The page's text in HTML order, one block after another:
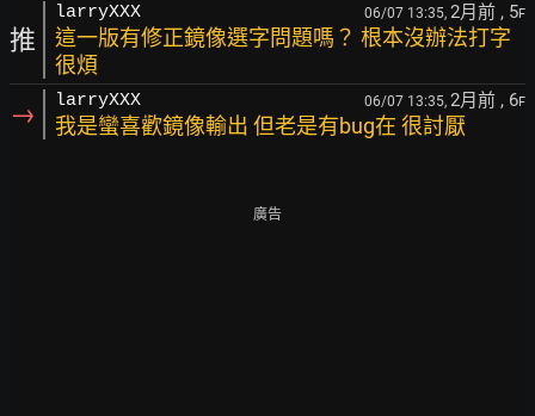
推
larryXXX 06/07 13:35, 2月前 , 5F
這一版有修正鏡像選字問題嗎？ 根本沒辦法打字
很煩
→ larryXXX 06/07 13:35, 2月前 , 6F
我是蠻喜歡鏡像輸出 但老是有bug在 很討厭
廣告